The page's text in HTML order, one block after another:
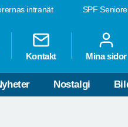
SPF
intranät
Kontakt Mina sidor
Nostalgi